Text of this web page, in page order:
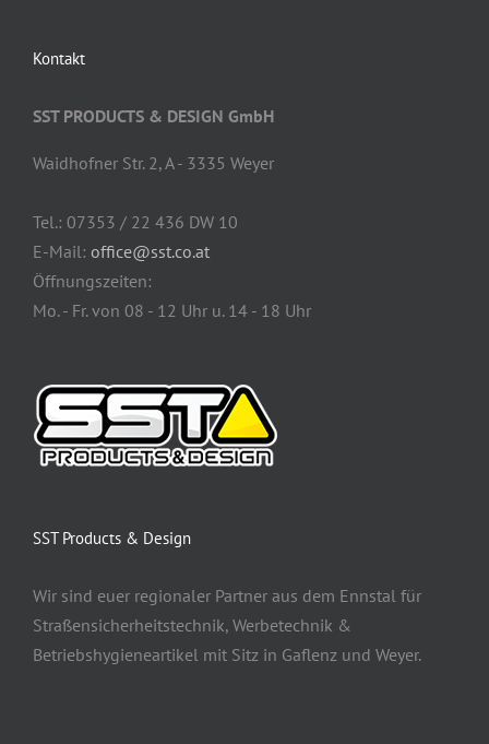
Kontakt
SST PRODUCTS & DESIGN GmbH
Waidhofner Str. 2, A - 3335 Weyer
Tel.: 07353 / 22 436 DW 10
E-Mail: office@sst.co.at
Öffnungszeiten:
Mo. - Fr. von 08 - 12 Uhr u. 14 - 18 Uhr
SST Products & Design
Wir sind euer regionaler Partner aus dem Ennstal für
Straßensicherheitstechnik, Werbetechnik &
Betriebshygieneartikel mit Sitz in Gaflenz und Weyer.